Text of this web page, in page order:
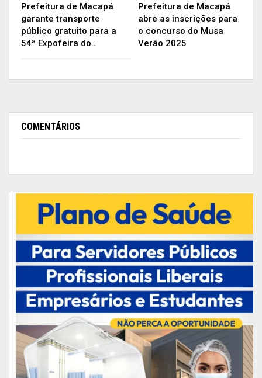
Hanseníase é uma doença crônica, causada pela
bactéria Mycobacterium leprae, podendo afetar
qualquer pessoa. Os sintomas são diminuição ou
diagnostico precoce é importante para evitar
transmissão, complicações e deficiências.
buscar atendimento na Unidade Básica de Saúde
(UBS).
Publicidade (x)
Prefeitura de Macapá
garante transporte
público gratuito para a
54ª Expofeira do…
Prefeitura de Macapá
abre as inscrições para
o concurso do Musa
Verão 2025
COMENTÁRIOS